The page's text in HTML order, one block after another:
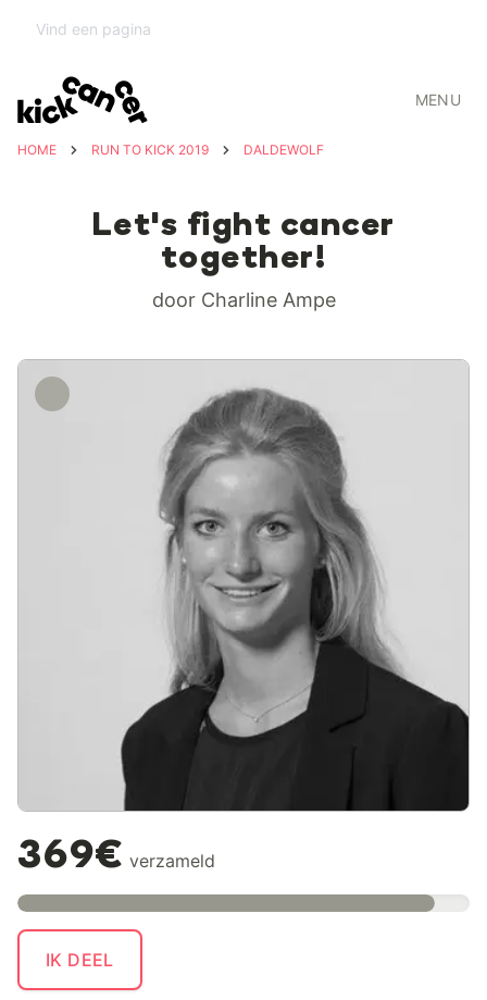
MENU
HOME RUN TO KICK 2019 DALDEWOLF
Let's fight cancer
together!
door Charline Ampe
369€ verzameld
IK DEEL